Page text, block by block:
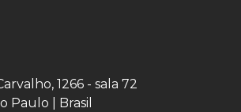
1266 - sala 72
Paulo | Brasil